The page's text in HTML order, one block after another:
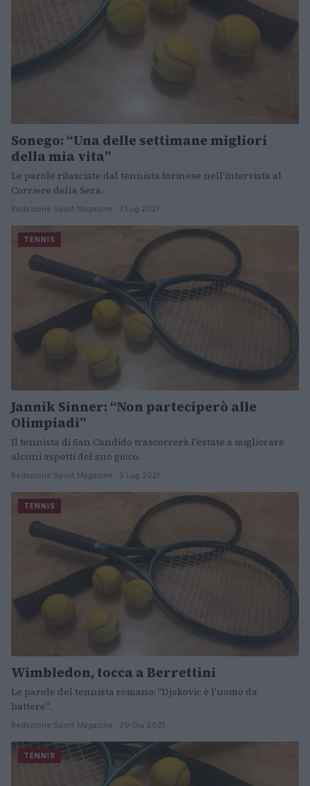
Sonego: “Una delle settimane migliori
della mia vita”
Le parole rilasciate dal tennista torinese nell'intervista al
Corriere della Sera.
Redazione Sport Magazine · 7 Lug 2021
TENNIS
Jannik Sinner: “Non parteciperò alle
Olimpiadi”
Il tennista di San Candido trascorrerà l'estate a migliorare
alcuni aspetti del suo gioco.
Redazione Sport Magazine · 3 Lug 2021
TENNIS
Wimbledon, tocca a Berrettini
Le parole del tennista romano: "Djokovic è l'uomo da
battere".
Redazione Sport Magazine · 29 Giu 2021
TENNIS